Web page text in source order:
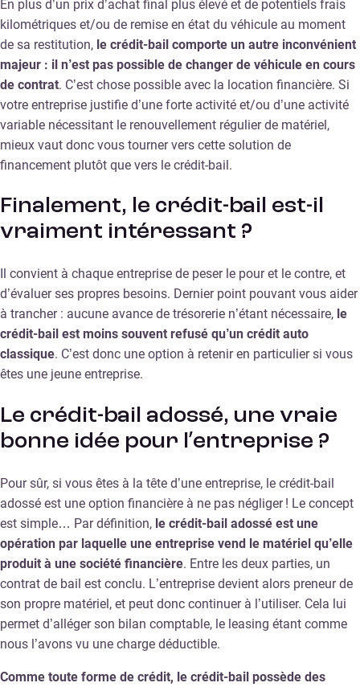
En plus d’un prix d’achat final plus élevé et de potentiels frais
kilométriques et/ou de remise en état du véhicule au moment
de sa restitution, le crédit-bail comporte un autre inconvénient
majeur : il n’est pas possible de changer de véhicule en cours
de contrat. C’est chose possible avec la location financière. Si
votre entreprise justifie d’une forte activité et/ou d’une activité
variable nécessitant le renouvellement régulier de matériel,
mieux vaut donc vous tourner vers cette solution de
financement plutôt que vers le crédit-bail.
Finalement, le crédit-bail est-il
vraiment intéressant ?
Il convient à chaque entreprise de peser le pour et le contre, et
d’évaluer ses propres besoins. Dernier point pouvant vous aider
à trancher : aucune avance de trésorerie n’étant nécessaire, le
crédit-bail est moins souvent refusé qu’un crédit auto
classique. C’est donc une option à retenir en particulier si vous
êtes une jeune entreprise.
Le crédit-bail adossé, une vraie
bonne idée pour l’entreprise ?
Pour sûr, si vous êtes à la tête d’une entreprise, le crédit-bail
adossé est une option financière à ne pas négliger ! Le concept
est simple… Par définition, le crédit-bail adossé est une
opération par laquelle une entreprise vend le matériel qu’elle
produit à une société financière. Entre les deux parties, un
contrat de bail est conclu. L’entreprise devient alors preneur de
son propre matériel, et peut donc continuer à l’utiliser. Cela lui
permet d’alléger son bilan comptable, le leasing étant comme
nous l’avons vu une charge déductible.
Comme toute forme de crédit, le crédit-bail possède des